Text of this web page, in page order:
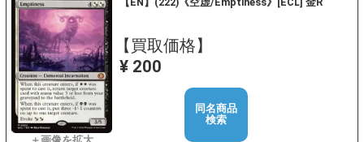
【買取価格】
¥ 200
同名商品
検索